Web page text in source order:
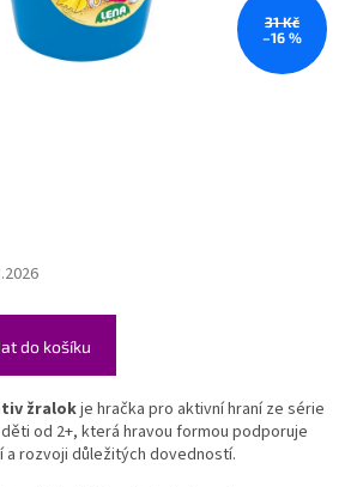
31 Kč
–16 %
do košíku
žralokje hračka pro aktivní hraní ze série
děti od 2+, která hravou formou podporuje
a rozvoji důležitých dovedností.